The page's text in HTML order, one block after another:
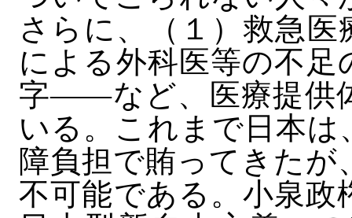
さらに、（１）救急
による外科医等の不
字――など、医療提供
いる。これまで日本
障負担で賄ってきた
不可能である。小泉政